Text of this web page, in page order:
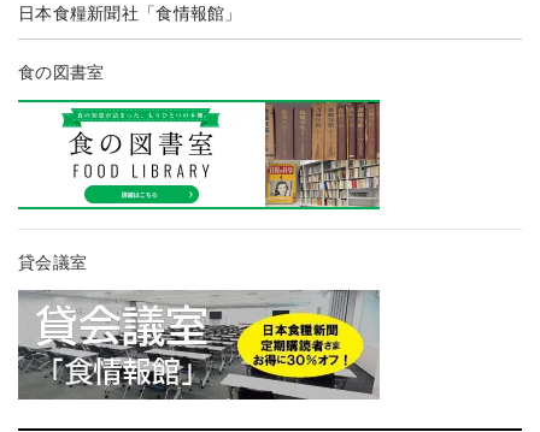
日本食糧新聞社「食情報館」
食の図書室
貸会議室